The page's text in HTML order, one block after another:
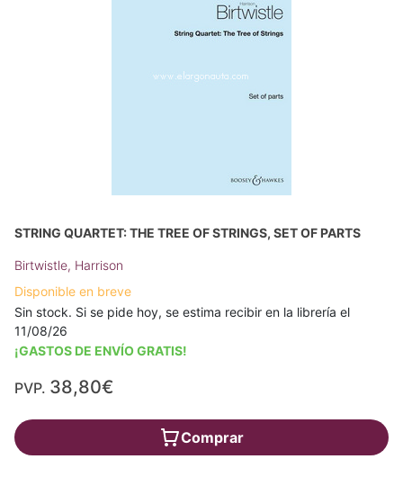
STRING QUARTET: THE TREE OF STRINGS, SET OF PARTS
Birtwistle, Harrison
Disponible en breve
Sin stock. Si se pide hoy, se estima recibir en la librería el
11/08/26
¡GASTOS DE ENVÍO GRATIS!
PVP. 38,80€
Comprar